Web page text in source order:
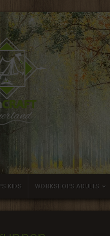
KIDS WORKSHOPS ADULTS